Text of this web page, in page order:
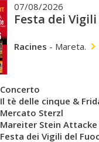
07/08/2026
Festa dei
Racines - Mareta.
Concerto
Il tè delle cinque &
Mercato Sterzl
Mareiter Stein Attacke
Festa dei Vigili del